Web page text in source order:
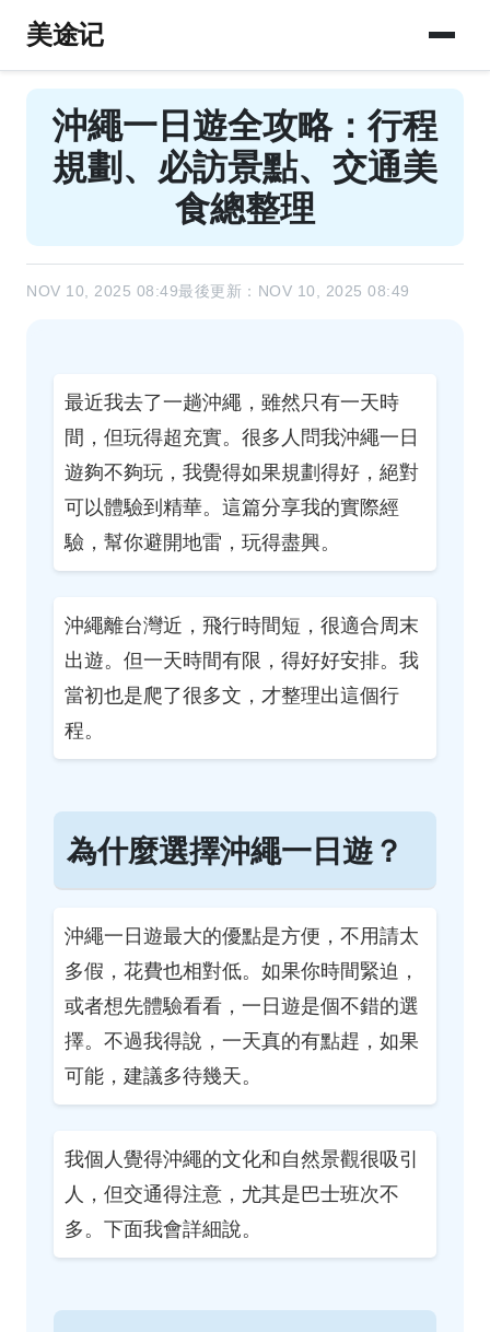
美途记
沖繩一日遊全攻略：行程
規劃、必訪景點、交通美
食總整理
NOV 10, 2025 08:49最後更新：NOV 10, 2025 08:49
最近我去了一趟沖繩，雖然只有一天時
間，但玩得超充實。很多人問我沖繩一日
遊夠不夠玩，我覺得如果規劃得好，絕對
可以體驗到精華。這篇分享我的實際經
驗，幫你避開地雷，玩得盡興。
沖繩離台灣近，飛行時間短，很適合周末
出遊。但一天時間有限，得好好安排。我
當初也是爬了很多文，才整理出這個行
程。
為什麼選擇沖繩一日遊？
沖繩一日遊最大的優點是方便，不用請太
多假，花費也相對低。如果你時間緊迫，
或者想先體驗看看，一日遊是個不錯的選
擇。不過我得說，一天真的有點趕，如果
可能，建議多待幾天。
我個人覺得沖繩的文化和自然景觀很吸引
人，但交通得注意，尤其是巴士班次不
多。下面我會詳細說。